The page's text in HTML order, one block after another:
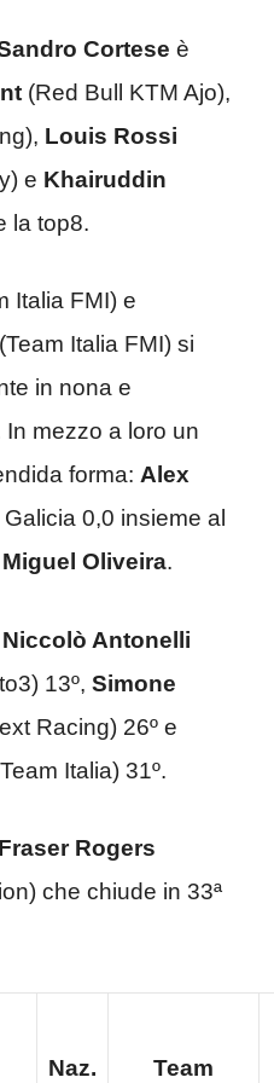
Cortese è
(Red Bull KTM Ajo),
Louis Rossi
e Khairuddin
la top8.
Italia FMI) e
(Team Italia FMI) si
in nona e
mezzo a loro un
forma: Alex
0,0 insieme al
Miguel Oliveira.
Niccolò Antonelli
13º, Simone
Racing) 26º e
Italia) 31º.
Fraser Rogers
che chiude in 33ª
Naz. Team